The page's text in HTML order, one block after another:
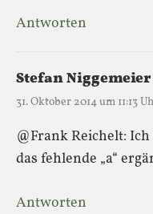
Antworten
Stefan Niggemeier
31. Oktober 2014 um 11:13
@Frank Reichelt:
das fehlende „a“
Antworten